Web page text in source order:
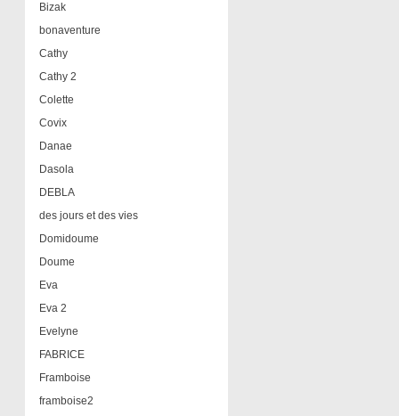
Bizak
bonaventure
Cathy
Cathy 2
Colette
Covix
Danae
Dasola
DEBLA
des jours et des vies
Domidoume
Doume
Eva
Eva 2
Evelyne
FABRICE
Framboise
framboise2